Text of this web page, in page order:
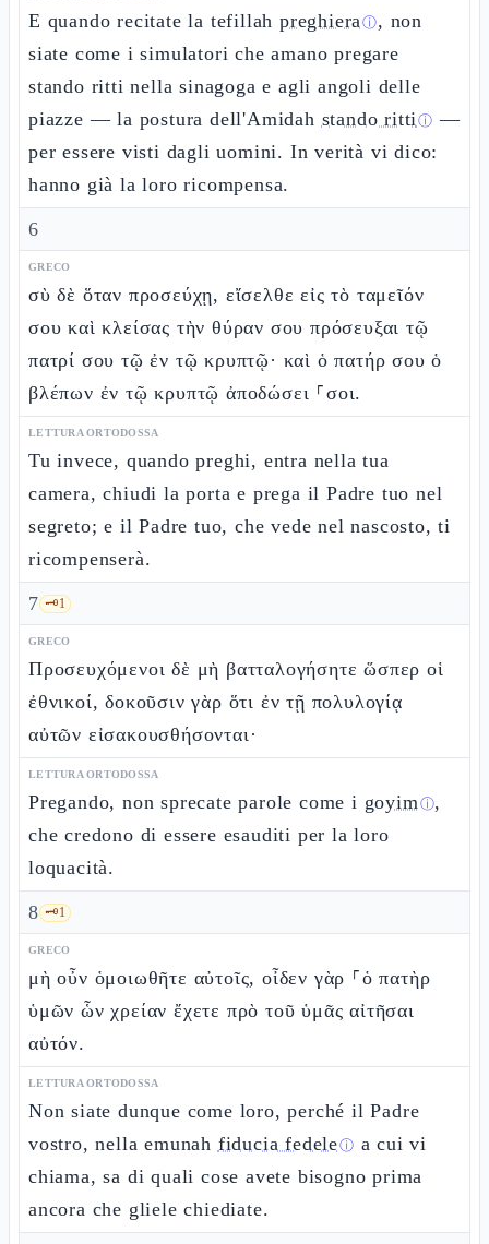
E quando recitate la tefillahpreghieraⓘ, non
siate come i simulatori che amano pregare
stando ritti nella sinagoga e agli angoli delle
piazze — la postura dell'Amidah stando rittiⓘ —
per essere visti dagli uomini. In verità vi dico:
hanno già la loro ricompensa.
6
GRECO
σὺ δὲ ὅταν προσεύχῃ, εἴσελθε εἰς τὸ ταμεῖόν
σου καὶ κλείσας τὴν θύραν σου πρόσευξαι τῷ
πατρί σου τῷ ἐν τῷ κρυπτῷ· καὶ ὁ πατήρ σου ὁ
βλέπων ἐν τῷ κρυπτῷ ἀποδώσει ⸀σοι.
LETTURA ORTODOSSA
Tu invece, quando preghi, entra nella tua
camera, chiudi la porta e prega il Padre tuo nel
segreto; e il Padre tuo, che vede nel nascosto, ti
ricompenserà.
7 🗝️1
GRECO
Προσευχόμενοι δὲ μὴ βατταλογήσητε ὥσπερ οἱ
ἐθνικοί, δοκοῦσιν γὰρ ὅτι ἐν τῇ πολυλογίᾳ
αὐτῶν εἰσακουσθήσονται·
LETTURA ORTODOSSA
Pregando, non sprecate parole come i goyimⓘ,
che credono di essere esauditi per la loro
loquacità.
8 🗝️1
GRECO
μὴ οὖν ὁμοιωθῆτε αὐτοῖς, οἶδεν γὰρ ⸀ὁ πατὴρ
ὑμῶν ὧν χρείαν ἔχετε πρὸ τοῦ ὑμᾶς αἰτῆσαι
αὐτόν.
LETTURA ORTODOSSA
Non siate dunque come loro, perché il Padre
vostro, nella emunah fiducia fedeleⓘ a cui vi
chiama, sa di quali cose avete bisogno prima
ancora che gliele chiediate.